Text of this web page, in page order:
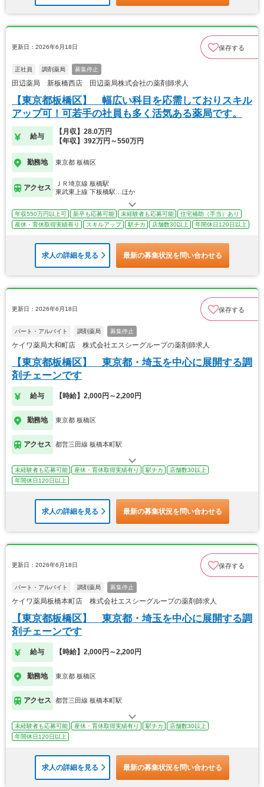
更新日：2026年6月18日 保存する
正社員 調剤薬局 募集停止
田辺薬局 新板橋西店 田辺薬局株式会社の薬剤師求人
【東京都板橋区】 幅広い科目を応需しておりスキル
アップ可！可若手の社員も多く活気ある薬局です。
給与
【月収】28.0万円
【年収】392万円～550万円
勤務地 東京都 板橋区
アクセス
ＪＲ埼京線 板橋駅
東武東上線 下板橋駅…ほか
年収550万円以上可 新卒も応募可能 未経験者も応募可能
住宅補助（手当）あり
産休・育休取得実績有り
スキルアップ 駅チカ 店舗数30以上 年間休日120日以上
求人の詳細を見る 最新の募集状況を問い合わせる
更新日：2026年6月18日 保存する
パート・アルバイト 調剤薬局 募集停止
ケイワ薬局大和町店 株式会社エスシーグループの薬剤師求人
【東京都板橋区】 東京都・埼玉を中心に展開する調
剤チェーンです
給与 【時給】2,000円～2,200円
勤務地 東京都 板橋区
アクセス 都営三田線 板橋本町駅
未経験者も応募可能 産休・育休取得実績有り 駅チカ
店舗数30以上
年間休日120日以上
求人の詳細を見る 最新の募集状況を問い合わせる
更新日：2026年6月18日 保存する
パート・アルバイト 調剤薬局 募集停止
ケイワ薬局板橋本町店 株式会社エスシーグループの薬剤師求人
【東京都板橋区】 東京都・埼玉を中心に展開する調
剤チェーンです
給与 【時給】2,000円～2,200円
勤務地 東京都 板橋区
アクセス 都営三田線 板橋本町駅
未経験者も応募可能 産休・育休取得実績有り 駅チカ
店舗数30以上
年間休日120日以上
求人の詳細を見る 最新の募集状況を問い合わせる